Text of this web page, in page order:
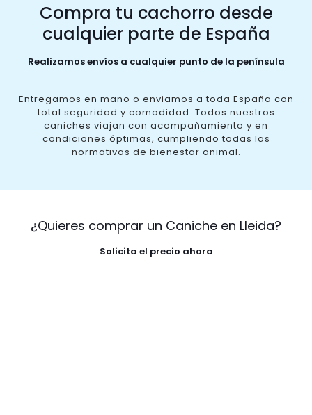
Compra tu cachorro desde
cualquier parte de España
Realizamos envíos a cualquier punto de la península
Entregamos en mano o enviamos a toda España con
total seguridad y comodidad. Todos nuestros
caniches viajan con acompañamiento y en
condiciones óptimas, cumpliendo todas las
normativas de bienestar animal.
¿Quieres comprar un Caniche en Lleida?
Solicita el precio ahora